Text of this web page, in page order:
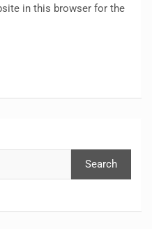
in this browser for the
Search